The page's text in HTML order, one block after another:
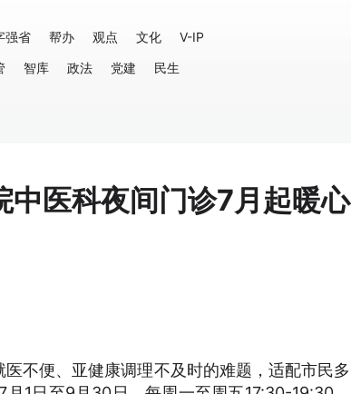
强省 帮办 观点 文化
V-IP
智库 政法 党建
民生
中医科夜间门诊7月起暖心
不便、亚健康调理不及时的难题，适配市民多